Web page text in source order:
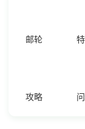
邮轮
攻略